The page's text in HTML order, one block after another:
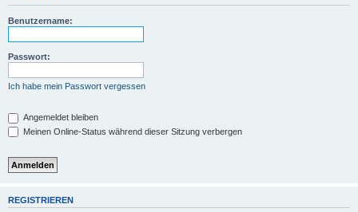
Benutzername:
Passwort:
Ich habe mein Passwort vergessen
Angemeldet bleiben
Meinen Online-Status während dieser Sitzung verbergen
REGISTRIEREN